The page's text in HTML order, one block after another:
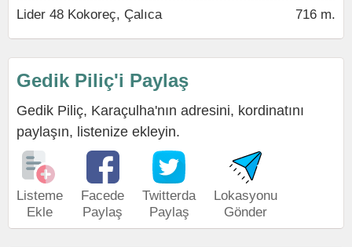
Lider 48 Kokoreç, Çalıca 716 m.
Gedik Piliç'i Paylaş
Gedik Piliç, Karaçulha'nın adresini, kordinatını
paylaşın, listenize ekleyin.
Listeme
Ekle
Facede
Paylaş
Twitterda
Paylaş
Lokasyonu
Gönder